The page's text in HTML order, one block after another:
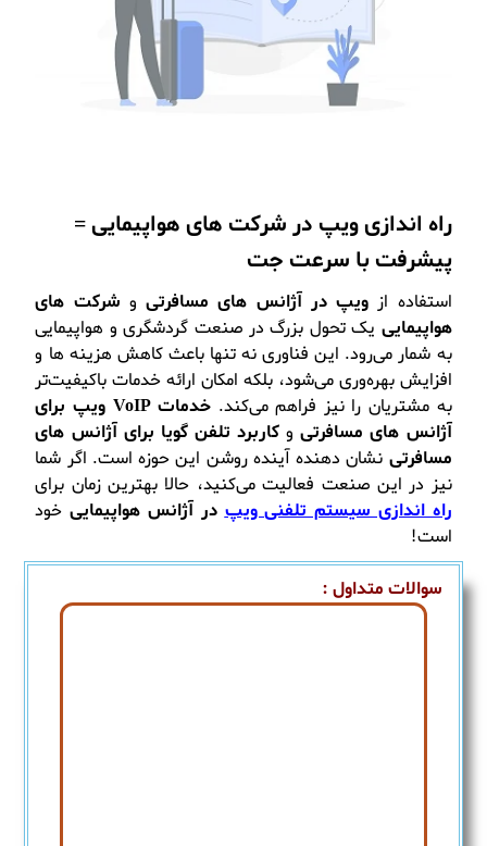
راه اندازی ویپ در شرکت های هواپیمایی =
پیشرفت با سرعت جت
استفاده از ویپ در آژانس های مسافرتیو شرکت های
هواپیمایی یک تحول بزرگ در صنعت گردشگری و هواپیمایی
به شمار می‌رود. این فناوری نه تنها باعث کاهش هزینه ها و
افزایش بهره‌وری می‌شود، بلکه امکان ارائه خدمات باکیفیت‌تر
به مشتریان را نیز فراهم می‌کند.
خدمات VoIP ویپ برای
آژانس های مسافرتیو کاربرد تلفن گویا برای آژانس های
مسافرتی نشان دهنده آینده روشن این حوزه است. اگر شما
نیز در این صنعت فعالیت می‌کنید، حالا بهترین زمان برای
راه اندازی سیستم تلفنی ویپدر آژانس هواپیماییخود
است!
سوالات متداول :